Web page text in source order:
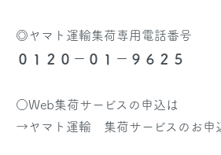
◎ヤマト運輸集荷専用電話番号
０１２０－０１－９６２５
○Web集荷サービスの申込は
→ヤマト運輸 集荷サービスのお申